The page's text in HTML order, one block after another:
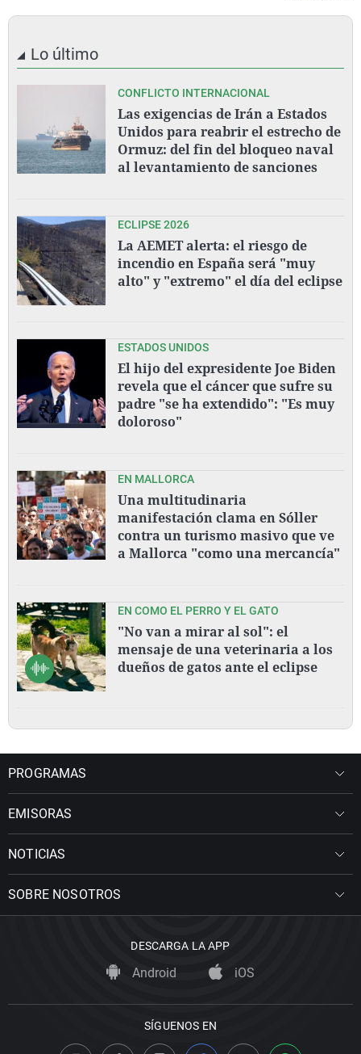
Lo último
CONFLICTO INTERNACIONAL
Las exigencias de Irán a Estados
Unidos para reabrir el estrecho de
Ormuz: del fin del bloqueo naval
al levantamiento de sanciones
ECLIPSE 2026
La AEMET alerta: el riesgo de
incendio en España será "muy
alto" y "extremo" el día del eclipse
ESTADOS UNIDOS
El hijo del expresidente Joe Biden
revela que el cáncer que sufre su
padre "se ha extendido": "Es muy
doloroso"
EN MALLORCA
Una multitudinaria
manifestación clama en Sóller
contra un turismo masivo que ve
a Mallorca "como una mercancía"
EN COMO EL PERRO Y EL GATO
"No van a mirar al sol": el
mensaje de una veterinaria a los
dueños de gatos ante el eclipse
PROGRAMAS
EMISORAS
NOTICIAS
SOBRE NOSOTROS
DESCARGA LA APP
Android iOS
SÍGUENOS EN